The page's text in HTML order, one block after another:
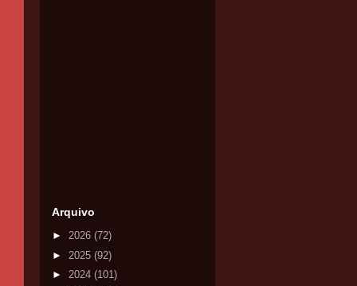
Arquivo
► 2026 (72)
► 2025 (92)
► 2024 (101)